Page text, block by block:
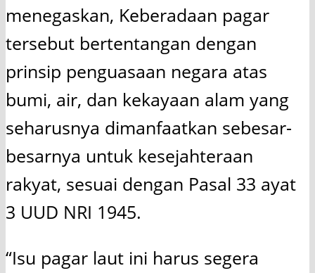
menegaskan, Keberadaan pagar
tersebut bertentangan dengan
prinsip penguasaan negara atas
bumi, air, dan kekayaan alam yang
seharusnya dimanfaatkan sebesar-
besarnya untuk kesejahteraan
rakyat, sesuai dengan Pasal 33 ayat
3 UUD NRI 1945.
“Isu pagar laut ini harus segera